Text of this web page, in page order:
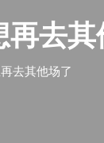
去其
去其他场了